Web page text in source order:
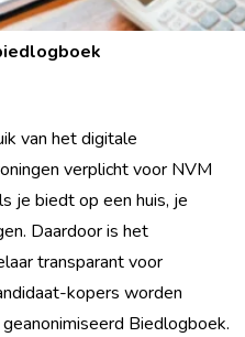
van het digitale
verplicht voor NVM
je biedt op een huis, je
Daardoor is het
transparant voor
kopers worden
Biedlogboek.